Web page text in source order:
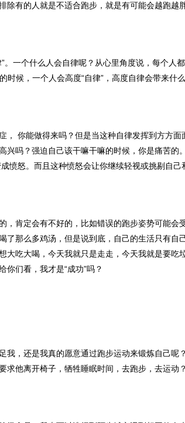
除有的人就是不适合跑步，就是有可能会越跑越
”。一个什么人会自律呢？从心里角度说，每个人都
时候，一个人会高度“自律”，高度自律会带来什
， 你能做得来吗？但是当这种自律发挥到方方面
兴吗？强迫自己该干嘛干嘛的时候，你是痛苦的
愤怒。而且这种愤怒会让你继续轻视或挑剔自己
，肯定会有不好的，比如错误的跑步姿势可能会
那么多鸡汤，但是说到底，自己的生活只有自
大吃大喝，今天我就只是走走，今天我就是要吃
们看，我才是“成功”吗？
我，还是我真的愿意通过跑步运动来锻炼自己呢
求他离开椅子，牺牲睡眠时间，去跑步，去运动